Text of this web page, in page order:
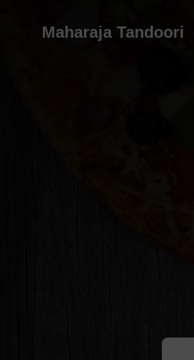
Maharaja Tandoori